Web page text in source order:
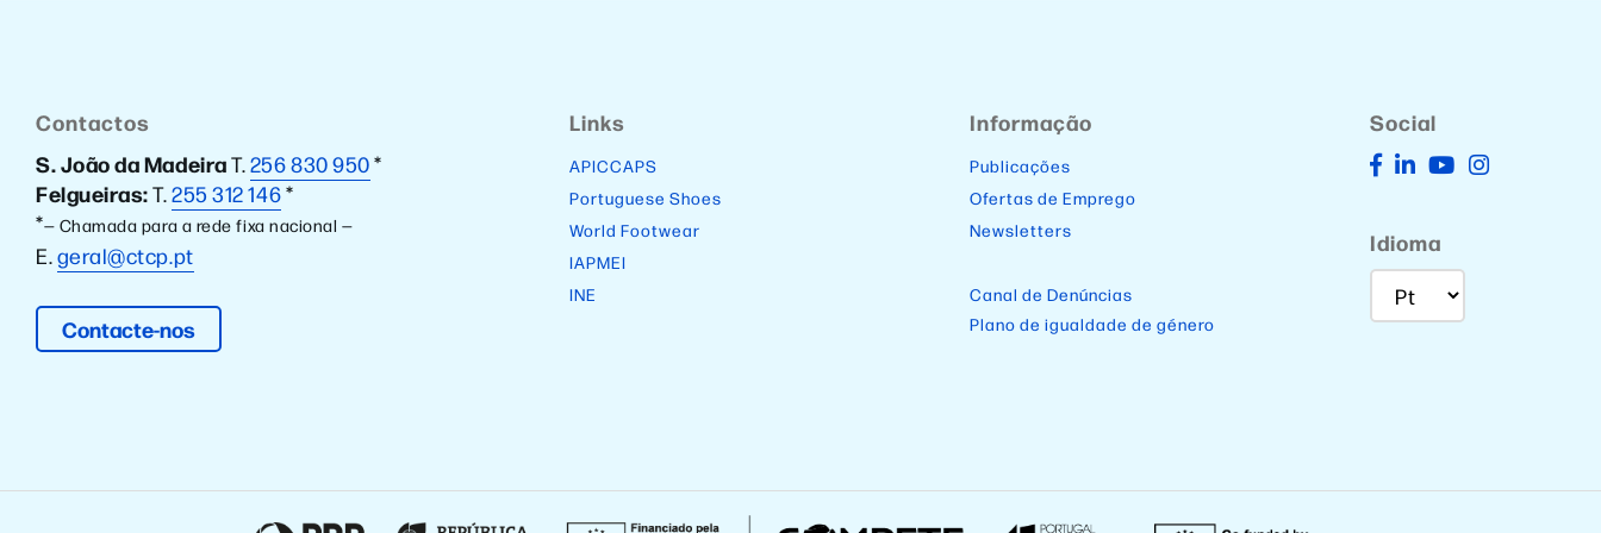
Contactos
S. João da MadeiraT.256 830 950*
Felgueiras:T.255 312 146*
*— Chamada para a rede fixa nacional —
E.geral@ctcp.pt
Contacte-nos
Links
APICCAPS
Portuguese Shoes
World Footwear
IAPMEI
INE
Informação
Publicações
Ofertas de Emprego
Newsletters
Canal de Denúncias
Plano de igualdade de género
Social
Idioma